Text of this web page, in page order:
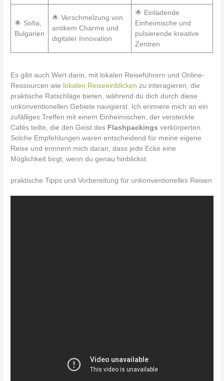
🌟 Sofia,
Bulgarien
🌟 Verschmelzung von
antikem Charme und
digitaler Innovation
🌟 Einladende
Einheimische und
pulsierende kreative
Zentren
Es gibt auch Wert darin, mit lokalen Reiseführern und Online-
Ressourcen wie lokalen Reiseeinblicken zu interagieren, die
praktische Ratschläge bieten, während du dich durch diese
unkonventionellen Gebiete navigierst. Ich erinnere mich an ein
zufälliges Treffen mit einem Einheimischen, der versteckte
Cafés teilte, die den Geist des Flashpackings verkörperten.
Solche Empfehlungen waren entscheidend für meine eigene
Reise und erinnern mich daran, dass jede Ecke eine
Möglichkeit birgt, wenn du genau hinblickst.
praktische Tipps und Vorbereitung für unkonventionelles Reisen